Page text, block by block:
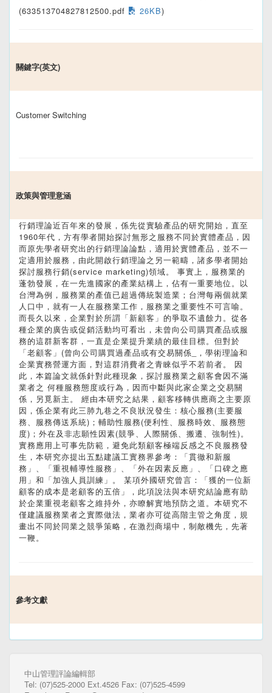
(633513704827812500.pdf
26KB)
關鍵字(英文)
Customer Switching
政策與管理意涵
行銷理論近百年來的發展，係先從實驗產品的研究開始，直至
1960年代，方有學者開始探討無形之服務不同於實體產品，因
而原先學者研究出的行銷理論論點，適用於實體產品，並不一
定適用於服務，由此開啟行銷理論之另一範疇，諸多學者開始
探討服務行銷(service marketing)領域。 事實上，服務業的
蓬勃發展，在一先進國家的產業結構上，佔有一重要地位。以
台灣為例，服務業的產值已超過傳統製造業；台灣每兩個就業
人口中，就有一人在服務業工作，服務業之重要性不可言喻。
而長久以來，企業對於所謂「新顧客」的爭取不遺餘力。從各
種企業的廣告或促銷活動均可看出，未曾向公司購買產品或服
務的這群新客群，一直是企業提升業績的最佳目標。但對於
「老顧客」(曾向公司購買過產品或有交易關係_，學術理論和
企業實務營運方面，對這群消費者之青睞似乎不若前者。 因
此，本篇論文就係針對此種現象，探討服務業之顧客會因不滿
業者之 何種服務態度或行為，因而中斷與此家企業之交易關
係，另覓新主。 經由本研究之結果，顧客移轉供應商之主要原
因，係企業有此三肺九巷之不良狀況發生：核心服務(主要服
務、服務傳送系統)；輔助性服務(便利性、服務時效、服務態
度)；外在及非志願性因素(競爭、人際關係、搬遷、強制性)。
實務應用上可事先防範，避免此類顧客極端反感之不良服務發
生，本研究亦提出五點建議工實務界參考：「貫徹和新服
務」、「重視輔導性服務」、「外在因素反應」、「口碑之應
用」和「加強人員訓練」。 某項外國研究曾言：「獲的一位新
顧客的成本是老顧客的五倍」，此項說法與本研究結論應有助
於企業重視老顧客之維持外，亦瞭解實地預防之道。本研究不
僅建議服務業者之實際做法，業者亦可從高階主管之角度，規
畫出不同於同業之競爭策略，在激烈商場中，制敵機先，先著
一鞭。
參考文獻
中山管理評論編輯部
Tel: (07)525-2000 Ext.4526 Fax: (07)525-4599